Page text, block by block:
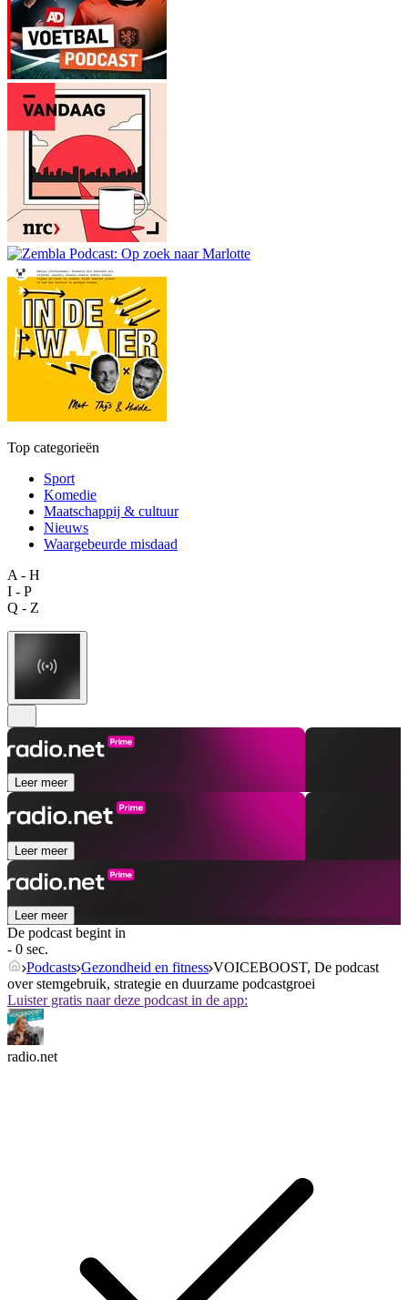
Top categorieën
Sport
Komedie
Maatschappij & cultuur
Nieuws
Waargebeurde misdaad
A - H
I - P
Q - Z
Leer meer
Leer meer
Leer meer
De podcast begint in
- 0 sec.
Podcasts Gezondheid en fitness VOICEBOOST, De podcast
over stemgebruik, strategie en duurzame podcastgroei
Luister gratis naar deze podcast in de app:
radio.net